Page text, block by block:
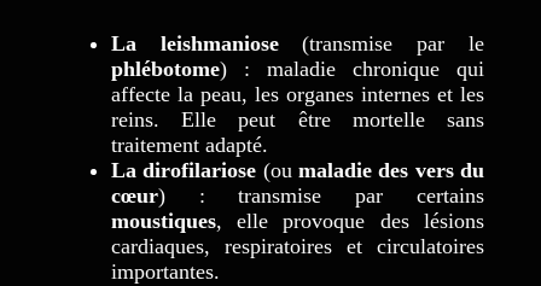
La leishmaniose(transmise par le
phlébotome) : maladie chronique qui
affecte la peau, les organes internes et les
reins. Elle peut être mortelle sans
traitement adapté.
La dirofilariose (ou maladie des vers du
cœur) : transmise par certains
moustiques, elle provoque des lésions
cardiaques, respiratoires et circulatoires
importantes.